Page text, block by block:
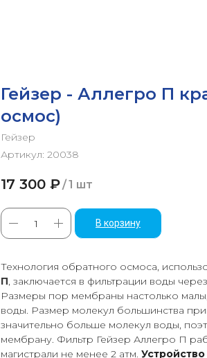
Гейзер - Аллегро П
осмос)
Гейзер
Артикул: 20038
17 300 ₽/1 шт
В корзину
Технология обратного осмоса,
П, заключается в фильтрации воды
Размеры пор мембраны настолько
воды. Размер молекул большинства
значительно больше молекул воды,
мембрану. Фильтр Гейзер Аллегро П
магистрали не менее 2 атм.